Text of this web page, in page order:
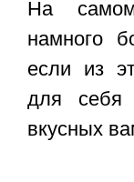
На
намного
если из
для себя
вкусных